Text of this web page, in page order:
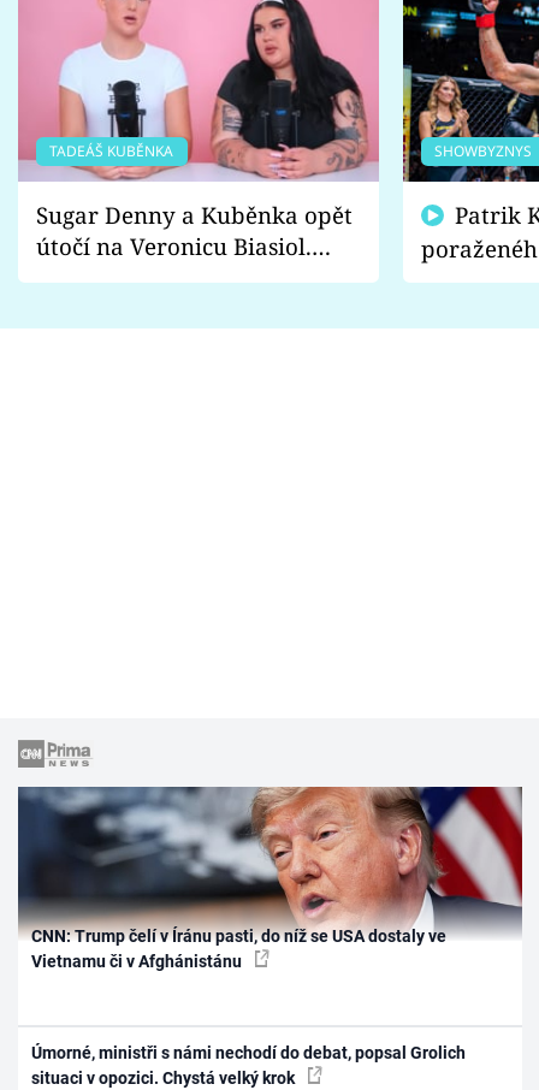
TADEÁŠ KUBĚNKA
Sugar Denny a Kuběnka opět
útočí na Veronicu Biasiol.
Proč je podle nich falešná a
SHOWBYZNYS
fanoušci
CNN: Trump čelí v Íránu pasti, do níž se USA dostaly ve
Vietnamu či v Afghánistánu
Úmorné, ministři s námi nechodí do debat, popsal Grolich
situaci v opozici. Chystá velký krok